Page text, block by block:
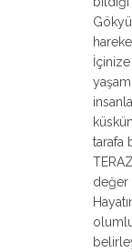
İçinize
tarafa
değer